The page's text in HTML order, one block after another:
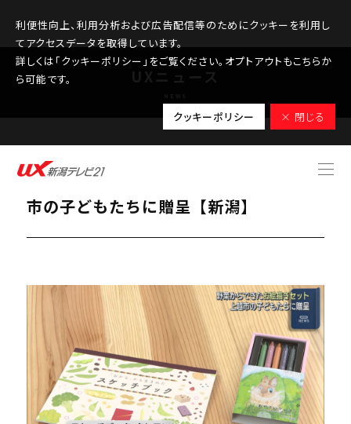
利便性向上、利用分析および広告配信等のためにクッキーを利用し
てアクセスデータを取得しています。
詳しくは「クッキーポリシー」をご覧ください。オプトアウトもこちらか
ら可能です。
クッキーポリシー × 閉じる
2025.10.10
野菜からできた「お絵描きセット」上越
市の子どもたちに贈呈【新潟】